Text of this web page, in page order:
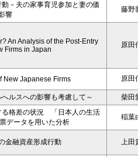
－夫の家事育児参加と妻の価
響
藤野
An Analysis of the Post-Entry
Firms in Japan
原田
New Japanese Firms 原田
ルスへの影響も考慮して～
柴田
る格差の状況 「日本人の生活
データを用いた分析
稲葉
金融資産形成行動 上田